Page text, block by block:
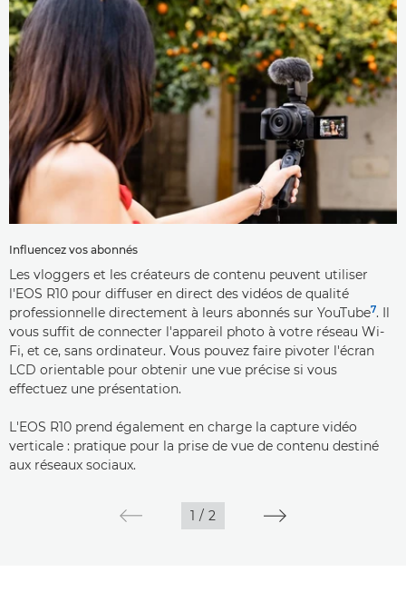
Influencez vos abonnés
Les vloggers et les créateurs de contenu peuvent utiliser
l'EOS R10 pour diffuser en direct des vidéos de qualité
professionnelle directement à leurs abonnés sur YouTube7. Il
vous suffit de connecter l'appareil photo à votre réseau Wi-
Fi, et ce, sans ordinateur. Vous pouvez faire pivoter l'écran
LCD orientable pour obtenir une vue précise si vous
effectuez une présentation.
L'EOS R10 prend également en charge la capture vidéo
verticale : pratique pour la prise de vue de contenu destiné
aux réseaux sociaux.
1 / 2